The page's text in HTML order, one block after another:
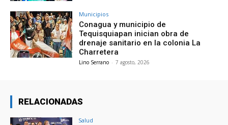
Municipios
Conagua y municipio de
Tequisquiapan inician obra de
drenaje sanitario en la colonia La
Charretera
Lino Serrano - 7 agosto, 2026
RELACIONADAS
Salud